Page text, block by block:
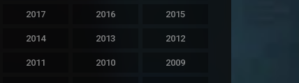
2017 2016 2015
2014 2013 2012
2011 2010 2009